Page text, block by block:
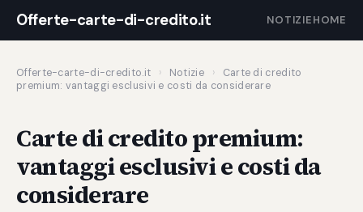
Offerte-carte-di-credito.it NOTIZIEHOME
Offerte-carte-di-credito.it › Notizie ›
Carte di credito
premium: vantaggi esclusivi e costi da considerare
Carte di credito premium:
vantaggi esclusivi e costi da
considerare